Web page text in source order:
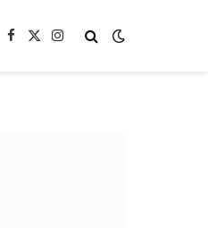
Facebook
X
Instagram